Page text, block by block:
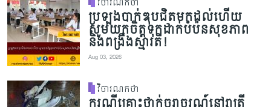
ប្រឡងបាក់ឌុបជិតមកដល់ហើយ
សូមយកចិត្តទុកដាក់បំប៉នសុខភាព
និងពង្រឹងស្មារតី!
Aug 03, 2026
វិចារណកថា